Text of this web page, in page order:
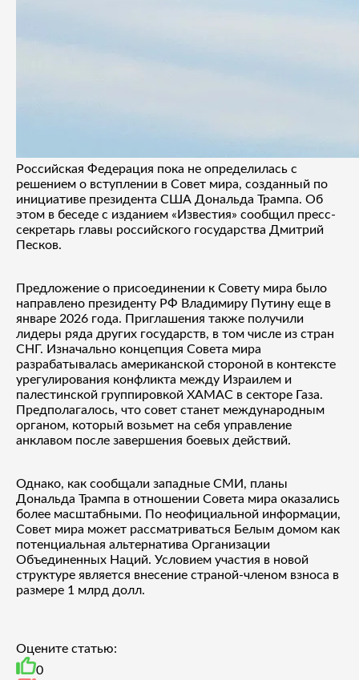
Российская Федерация пока не определилась с
решением о вступлении в Совет мира, созданный по
инициативе президента США Дональда Трампа. Об
этом в беседе с изданием «Известия» сообщил пресс-
секретарь главы российского государства Дмитрий
Песков.
Предложение о присоединении к Совету мира было
направлено президенту РФ Владимиру Путину еще в
январе 2026 года. Приглашения также получили
лидеры ряда других государств, в том числе из стран
СНГ. Изначально концепция Совета мира
разрабатывалась американской стороной в контексте
урегулирования конфликта между Израилем и
палестинской группировкой ХАМАС в секторе Газа.
Предполагалось, что совет станет международным
органом, который возьмет на себя управление
анклавом после завершения боевых действий.
Однако, как сообщали западные СМИ, планы
Дональда Трампа в отношении Совета мира оказались
более масштабными. По неофициальной информации,
Совет мира может рассматриваться Белым домом как
потенциальная альтернатива Организации
Объединенных Наций. Условием участия в новой
структуре является внесение страной-членом взноса в
размере 1 млрд долл.
Оцените статью:
0